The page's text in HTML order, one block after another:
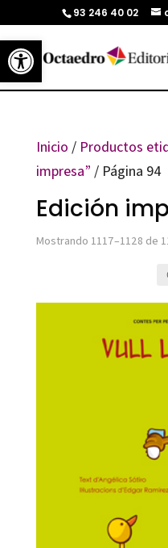
Abrir barra de herramientas
93 246 40 02
Inicio / Productos
impresa” / Página 94
Edición
Mostrando 1117–1128 de